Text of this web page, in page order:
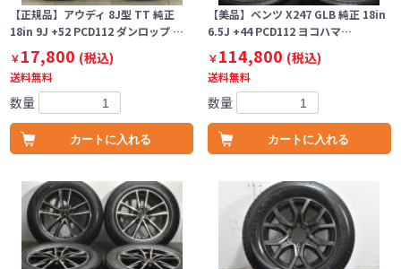
【正規品】アウディ 8J型 TT 純正
18in 9J +52 PCD112 ダンロップ …
￥17,800 (税込)
送料無料
数量
カートに入れる
【美品】ベンツ X247 GLB 純正 18in
6.5J +44 PCD112 ヨコハマ…
￥114,800 (税込)
送料無料
数量
カートに入れる